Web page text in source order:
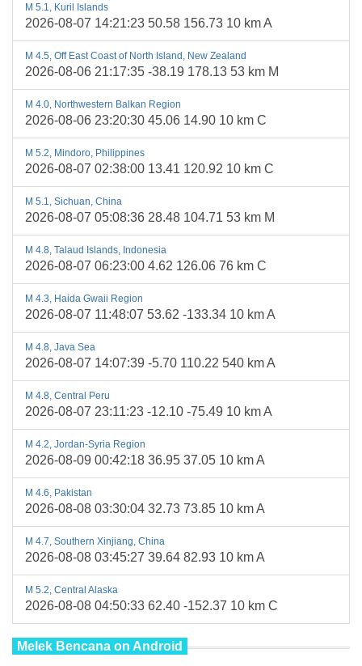
M 5.1, Kuril Islands
2026-08-07 14:21:23 50.58 156.73 10 km A
M 4.5, Off East Coast of North Island, New Zealand
2026-08-06 21:17:35 -38.19 178.13 53 km M
M 4.0, Northwestern Balkan Region
2026-08-06 23:20:30 45.06 14.90 10 km C
M 5.2, Mindoro, Philippines
2026-08-07 02:38:00 13.41 120.92 10 km C
M 5.1, Sichuan, China
2026-08-07 05:08:36 28.48 104.71 53 km M
M 4.8, Talaud Islands, Indonesia
2026-08-07 06:23:00 4.62 126.06 76 km C
M 4.3, Haida Gwaii Region
2026-08-07 11:48:07 53.62 -133.34 10 km A
M 4.8, Java Sea
2026-08-07 14:07:39 -5.70 110.22 540 km A
M 4.8, Central Peru
2026-08-07 23:11:23 -12.10 -75.49 10 km A
M 4.2, Jordan-Syria Region
2026-08-09 00:42:18 36.95 37.05 10 km A
M 4.6, Pakistan
2026-08-08 03:30:04 32.73 73.85 10 km A
M 4.7, Southern Xinjiang, China
2026-08-08 03:45:27 39.64 82.93 10 km A
M 5.2, Central Alaska
2026-08-08 04:50:33 62.40 -152.37 10 km C
Melek Bencana on Android